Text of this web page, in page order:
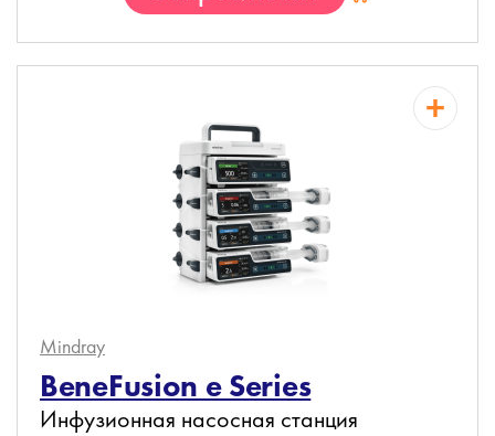
Mindray
BeneFusion e Series
Инфузионная насосная станция